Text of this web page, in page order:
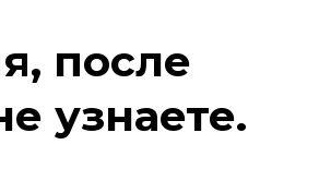
после
узнаете.